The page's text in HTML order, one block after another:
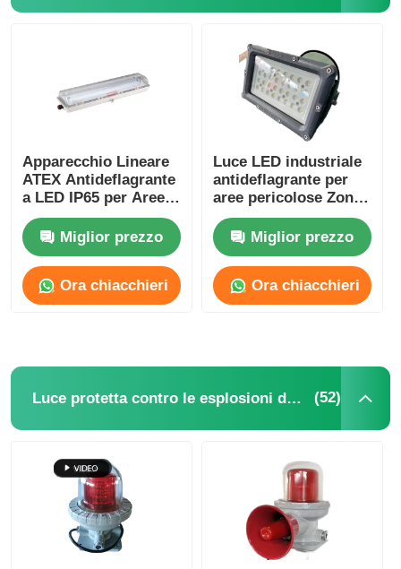
Apparecchio Lineare
ATEX Antideflagrante
a LED IP65 per Aree
Industriali Pericolose
Miglior prezzo
Ora chiacchieri
Luce LED industriale
antideflagrante per
aree pericolose Zona
1 Zona 2
Miglior prezzo
Ora chiacchieri
Luce protetta contro le esplosioni dell'allarme (52)